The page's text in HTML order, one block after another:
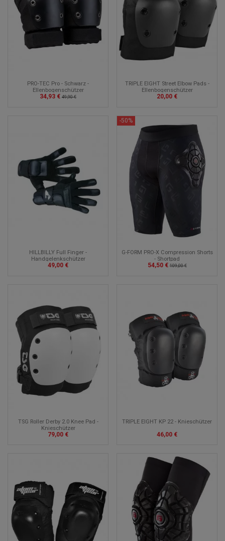
PRO-TEC Pro - Schwarz -
Ellenbogenschützer
34,93 € 49,90 €
TRIPLE EIGHT Street Elbow Pads -
Ellenbogenschützer
20,00 €
HILLBILLY Full Finger -
Handgelenkschützer
49,00 €
-50%
G-FORM PRO-X Compression Shorts
- Shortpad
54,50 € 109,00 €
TSG Roller Derby 2.0 Knee Pad -
Knieschützer
79,00 €
TRIPLE EIGHT KP 22 - Knieschützer
46,00 €